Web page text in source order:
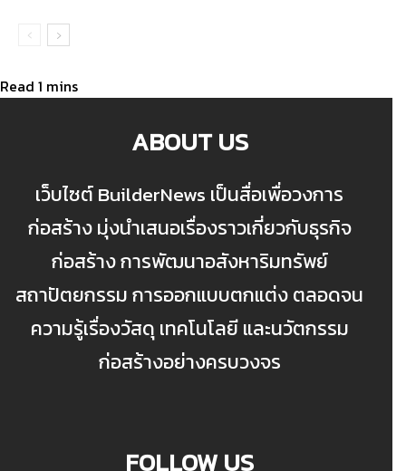
ABOUT US
เว็บไซต์ BuilderNews เป็นสื่อเพื่อวงการ
ก่อสร้าง มุ่งนำเสนอเรื่องราวเกี่ยวกับธุรกิจ
ก่อสร้าง การพัฒนาอสังหาริมทรัพย์
สถาปัตยกรรม การออกแบบตกแต่ง ตลอดจน
ความรู้เรื่องวัสดุ เทคโนโลยี และนวัตกรรม
ก่อสร้างอย่างครบวงจร
FOLLOW US